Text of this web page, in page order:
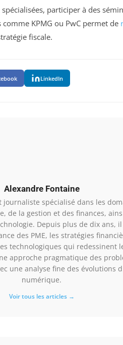
spécialisées, participer à des
KPMG ou PwC permet de
fiscale.
LinkedIn
Alexandre Fontaine
journaliste spécialisé dans les
de la gestion et des finances,
Depuis plus de dix ans,
des PME, les stratégies
technologiques qui redessinent
approche pragmatique des
une analyse fine des évolutions
numérique.
Voir tous les articles →